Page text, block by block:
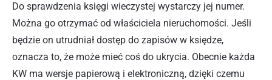
Do sprawdzenia księgi wieczystej wystarczy jej numer.
Można go otrzymać od właściciela nieruchomości. Jeśli
będzie on utrudniał dostęp do zapisów w księdze,
oznacza to, że może mieć coś do ukrycia. Obecnie każda
KW ma wersje papierową i elektroniczną, dzięki czemu